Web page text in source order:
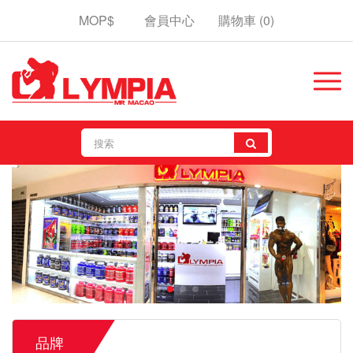
MOP$ 會員中心 購物車 (0)
品牌